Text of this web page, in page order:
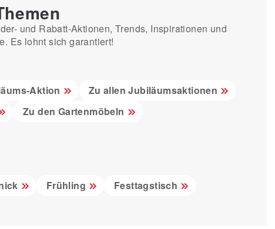
und Rabatt-Aktionen, Trends, Inspirationen und
Es lohnt sich garantiert!
Aktion
Zu allen Jubiläumsaktionen
Zu den Gartenmöbeln
Frühling Festtagstisch